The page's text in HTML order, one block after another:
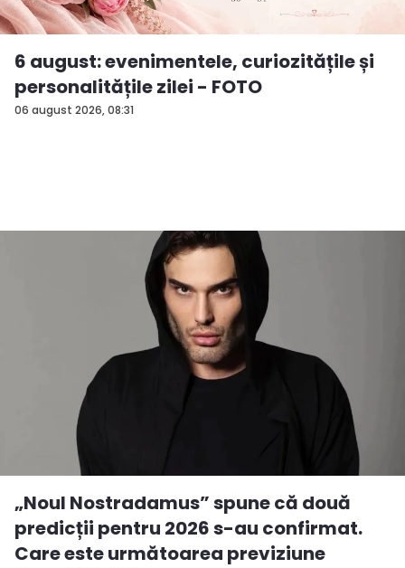
06 august 2026, 08:31
6 august: evenimentele, curiozitățile și
personalitățile zilei - FOTO
„Noul Nostradamus” spune că două
predicții pentru 2026 s-au confirmat.
Care este următoarea previziune